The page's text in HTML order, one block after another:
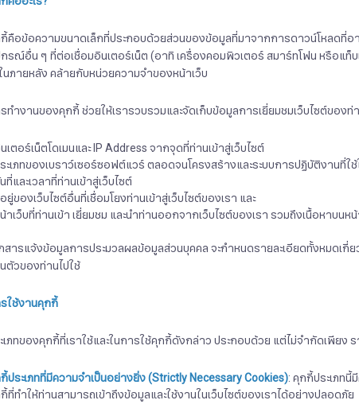
คือข้อความขนาดเล็กที่ประกอบด้วยส่วนของข้อมูลที่มาจากการดาวน์โหลดที่อา
รณ์อื่น ๆ ที่ต่อเชื่อมอินเตอร์เน็ต (อาทิ เครื่องคอมพิวเตอร์ สมาร์ทโฟน หรือแท็
นภายหลัง คล้ายกับหน่วยความจำของหน้าเว็บ
ทำงานของคุกกี้ ช่วยให้เรารวบรวมและจัดเก็บข้อมูลการเยี่ยมชมเว็บไซต์ของ
เตอร์เน็ตโดเมนและ IP Address จากจุดที่ท่านเข้าสู่เว็บไซต์
ะเภทของเบราว์เซอร์ซอฟต์แวร์ ตลอดจนโครงสร้างและระบบการปฏิบัติงานที่ใช้
ที่และเวลาที่ท่านเข้าสู่เว็บไซต์
ยู่ของเว็บไซต์อื่นที่เชื่อมโยงท่านเข้าสู่เว็บไซต์ของเรา และ
าเว็บที่ท่านเข้า เยี่ยมชม และนำท่านออกจากเว็บไซต์ของเรา รวมถึงเนื้อหาบนห
สารแจ้งข้อมูลการประมวลผลข้อมูลส่วนบุคคล จะกำหนดรายละเอียดทั้งหมดเกี่
ตัวของท่านไปใช้
ใช้งานคุกกี้
เภทของคุกกี้ที่เราใช้และในการใช้คุกกี้ดังกล่าว ประกอบด้วย แต่ไม่จำกัดเพียง
ประเภทที่มีความจำเป็นอย่างยิ่ง(Strictly Necessary Cookies): คุกกี้ประเภท
ที่ทำให้ท่านสามารถเข้าถึงข้อมูลและใช้งานในเว็บไซต์ของเราได้อย่างปลอดภัย